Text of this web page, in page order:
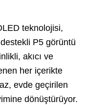
teknolojisi,
P5 görüntü
akıcı ve
her içerikte
evde geçirilen
dönüştürüyor.